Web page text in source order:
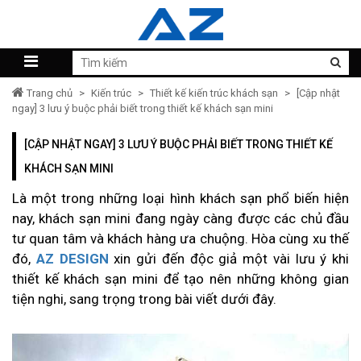
Trang chủ > Kiến trúc > Thiết kế kiến trúc khách sạn >
[Cập nhật
ngay] 3 lưu ý buộc phải biết trong thiết kế khách sạn mini
[CẬP NHẬT NGAY] 3 LƯU Ý BUỘC PHẢI BIẾT TRONG THIẾT KẾ
KHÁCH SẠN MINI
Là một trong những loại hình khách sạn phổ biến hiện
nay, khách sạn mini đang ngày càng được các chủ đầu
tư quan tâm và khách hàng ưa chuộng. Hòa cùng xu thế
đó, AZ DESIGN xin gửi đến độc giả một vài lưu ý khi
thiết kế khách sạn mini để tạo nên những không gian
tiện nghi, sang trọng trong bài viết dưới đây.